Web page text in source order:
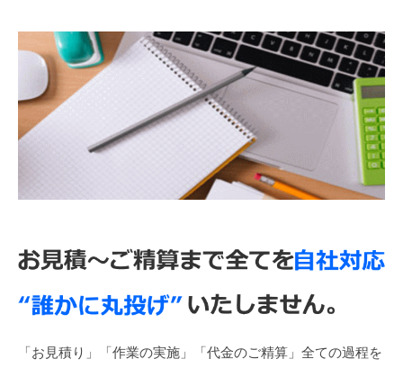
「お見積り」「作業の実施」「代金のご精算」全ての過程を